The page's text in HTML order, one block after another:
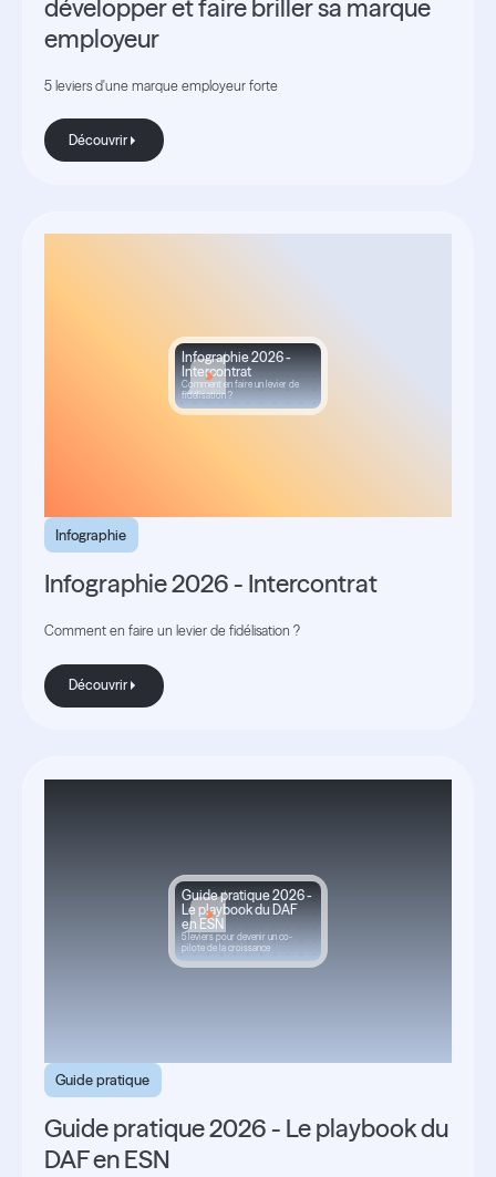
développer et faire briller sa marque
employeur
5 leviers d'une marque employeur forte
Découvrir
Découvrir
Infographie 2026 -
Intercontrat
Comment en faire un levier de
fidélisation ?
Infographie
Infographie 2026 - Intercontrat
Comment en faire un levier de fidélisation ?
Découvrir
Découvrir
Guide pratique 2026 -
Le playbook du DAF
en ESN
5 leviers pour devenir un co-
pilote de la croissance
Guide pratique
Guide pratique 2026 - Le playbook du
DAF en ESN